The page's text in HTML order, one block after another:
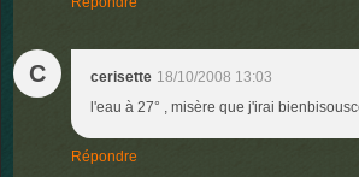
C cerisette 18/10/2008 13:03
l'eau à 27° , misère que j'irai
Répondre